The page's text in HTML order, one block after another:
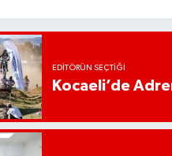
EDITÖRÜN SEÇTIĞI
Kocaeli’de